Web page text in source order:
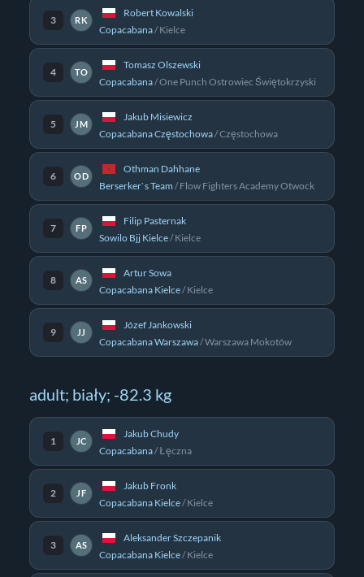
3 RK
Robert Kowalski
Copacabana/Kielce
4 TO
Tomasz Olszewski
Copacabana/One Punch Ostrowiec Świętokrzyski
5 JM
Jakub Misiewicz
Copacabana Częstochowa/Częstochowa
6 OD
Othman Dahhane
Berserker`s Team /Flow Fighters Academy Otwock
7 FP
Filip Pasternak
Sowilo Bjj Kielce/Kielce
8 AS
Artur Sowa
Copacabana Kielce/Kielce
9 JJ
Józef Jankowski
Copacabana Warszawa/Warszawa Mokotów
adult; biały; -82.3 kg
1 JC
Jakub Chudy
Copacabana/Łęczna
2 JF
Jakub Fronk
Copacabana Kielce/Kielce
3 AS
Aleksander Szczepanik
Copacabana Kielce/Kielce